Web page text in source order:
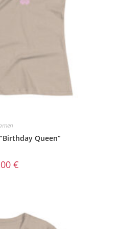
Queen”
€